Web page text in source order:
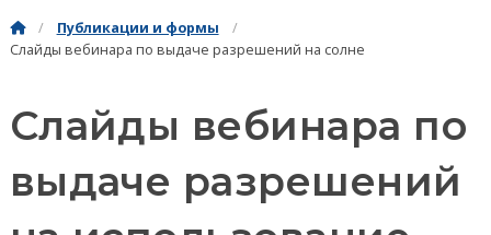
Публикации и формы
Слайды вебинара по выдаче разрешений на солне
Слайды вебинара по
выдаче разрешений